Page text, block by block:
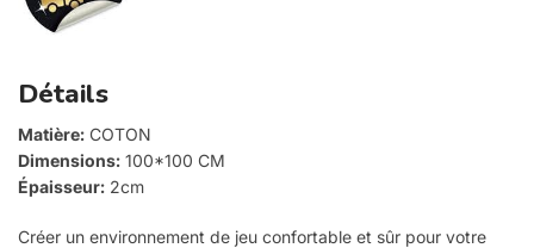
Détails
Matière: COTON
Dimensions: 100*100 CM
Épaisseur: 2cm
Créer un environnement de jeu confortable et sûr pour votre